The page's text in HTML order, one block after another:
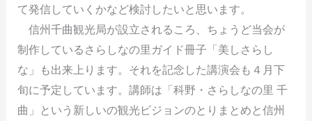
て発信していくかなど検討したいと思います。
信州千曲観光局が設立されるころ、ちょうど当会が
制作しているさらしなの里ガイド冊子「美しさらし
な」も出来上ります。それを記念した講演会も４月下
旬に予定しています。講師は「科野・さらしなの里 千
曲」という新しいの観光ビジョンのとりまとめと信州